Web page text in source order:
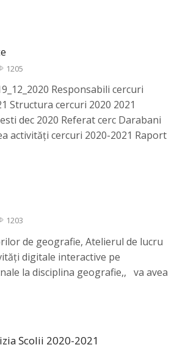
1205
Responsabili cercuri
Structura cercuri 2020 2021
dec 2020 Referat cerc Darabani
activități cercuri 2020-2021 Raport
1203
de geografie, Atelierul de lucru
digitale interactive pe
la disciplina geografie,, va avea
Școlii 2020-2021